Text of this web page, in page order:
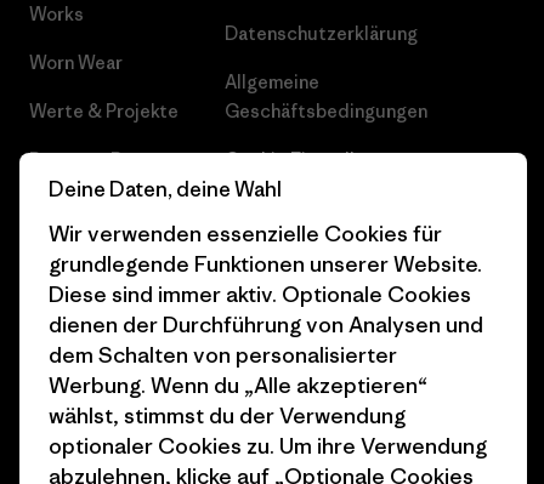
Works
Worn Wear
Werte & Projekte
Progress Report
Business Unusual
Klimaziele
1% For The Planet
Wie wir finanzieren
Geschenkgutscheine
Stores in deiner Nähe
Datenschutzerklärung
Allgemeine
Geschäftsbedingungen
Cookie Einstellungen
Pressekontakt
Industry program
Affiliate-Programm
Patagonia Schweiz
Seitenverzeichnis
Deine Daten, deine Wahl
Wir verwenden essenzielle Cookies für
grundlegende Funktionen unserer Website.
Diese sind immer aktiv. Optionale Cookies
dienen der Durchführung von Analysen und
dem Schalten von personalisierter
Werbung. Wenn du „Alle akzeptieren“
wählst, stimmst du der Verwendung
optionaler Cookies zu. Um ihre Verwendung
abzulehnen, klicke auf „Optionale Cookies